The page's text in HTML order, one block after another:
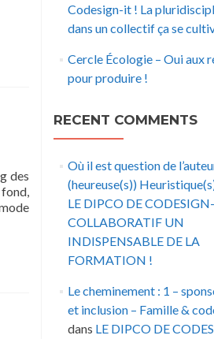
des
Codesign-it ! La
dans un collectif ça se
Cercle Écologie – Oui aux
pour produire !
RECENT COMMENTS
Où il est question de
(heureuse(s))
LE DIPCO DE
COLLABORATIF UN
INDISPENSABLE DE LA
FORMATION !
Le cheminement : 1 –
et inclusion – Famille &
dans LE DIPCO DE